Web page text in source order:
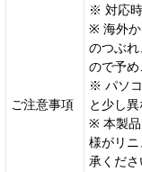
ご注意事項
※ 対応
※ 海外か
のつぶ
ので予め
※ パソ
と少し異
※ 本製品
様がリ
承くださ